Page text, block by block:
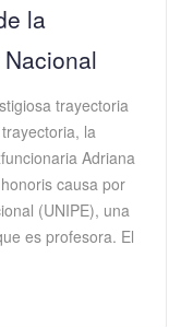
la
trayectoria
la
Adriana
causa por
(UNIPE), una
es profesora. El